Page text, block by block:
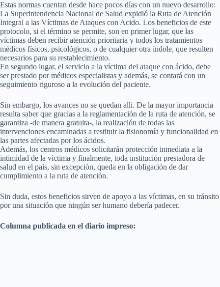
Estas normas cuentan desde hace pocos días con un nuevo desarrollo:
La Superintendencia Nacional de Salud expidió la Ruta de Atención
Integral a las Víctimas de Ataques con Acido. Los beneficios de este
protocolo, si el término se permite, son en primer lugar, que las
víctimas deben recibir atención prioritaria y todos los tratamientos
médicos físicos, psicológicos, o de cualquier otra índole, que resulten
necesarios para su restablecimiento.
En segundo lugar, el servicio a la víctima del ataque con ácido, debe
ser prestado por médicos especialistas y además, se contará con un
seguimiento riguroso a la evolución del paciente.
Sin embargo, los avances no se quedan allí. De la mayor importancia
resulta saber que gracias a la reglamentación de la ruta de atención, se
garantiza -de manera gratuita-, la realización de todas las
intervenciones encaminadas a restituir la fisionomía y funcionalidad en
las partes afectadas por los ácidos.
Además, los centros médicos solicitarán protección inmediata a la
intimidad de la víctima y finalmente, toda institución prestadora de
salud en el país, sin excepción, queda en la obligación de dar
cumplimiento a la ruta de atención.
Sin duda, estos beneficios sirven de apoyo a las víctimas, en su tránsito
por una situación que ningún ser humano debería padecer.
Columna publicada en el diario impreso: